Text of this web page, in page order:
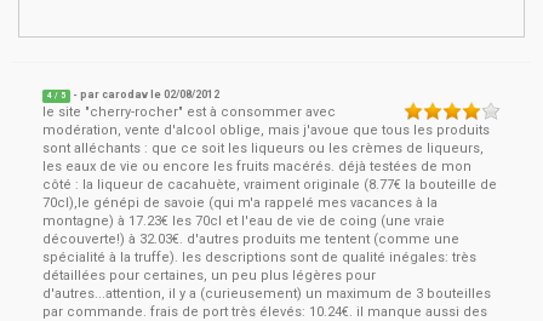
4 / 5 - parcarodav le02/08/2012
le site "cherry-rocher" est à consommer avec
modération, vente d'alcool oblige, mais j'avoue que tous les produits
sont alléchants : que ce soit les liqueurs ou les crèmes de liqueurs,
les eaux de vie ou encore les fruits macérés. déjà testées de mon
côté : la liqueur de cacahuète, vraiment originale (8.77€ la bouteille de
70cl),le génépi de savoie (qui m'a rappelé mes vacances à la
montagne) à 17.23€ les 70cl et l'eau de vie de coing (une vraie
découverte!) à 32.03€. d'autres produits me tentent (comme une
spécialité à la truffe). les descriptions sont de qualité inégales: très
détaillées pour certaines, un peu plus légères pour
d'autres...attention, il y a (curieusement) un maximum de 3 bouteilles
par commande. frais de port très élevés: 10.24€. il manque aussi des